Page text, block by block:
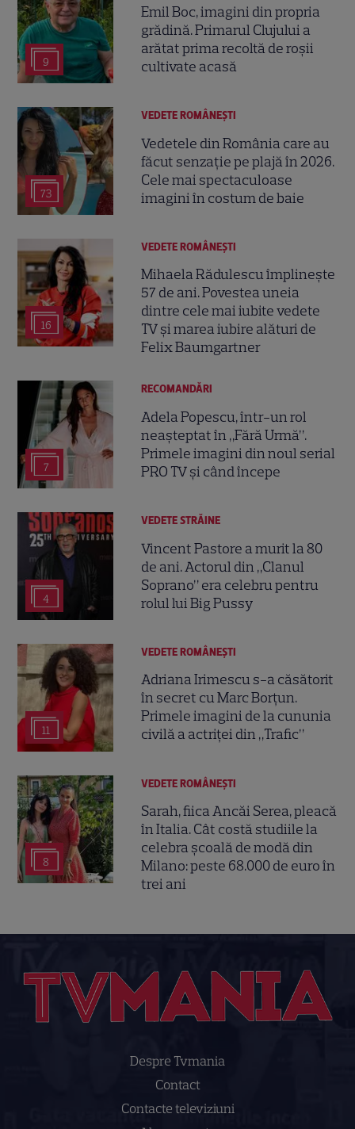
9
Emil Boc, imagini din propria
grădină. Primarul Clujului a
arătat prima recoltă de roșii
cultivate acasă
73
VEDETE ROMÂNEŞTI
Vedetele din România care au
făcut senzație pe plajă în 2026.
Cele mai spectaculoase
imagini în costum de baie
16
VEDETE ROMÂNEŞTI
Mihaela Rădulescu împlinește
57 de ani. Povestea uneia
dintre cele mai iubite vedete
TV și marea iubire alături de
Felix Baumgartner
7
RECOMANDĂRI
Adela Popescu, într-un rol
neașteptat în „Fără Urmă”.
Primele imagini din noul serial
PRO TV și când începe
4
VEDETE STRĂINE
Vincent Pastore a murit la 80
de ani. Actorul din „Clanul
Soprano” era celebru pentru
rolul lui Big Pussy
11
VEDETE ROMÂNEŞTI
Adriana Irimescu s-a căsătorit
în secret cu Marc Borțun.
Primele imagini de la cununia
civilă a actriței din „Trafic”
8
VEDETE ROMÂNEŞTI
Sarah, fiica Ancăi Serea, pleacă
în Italia. Cât costă studiile la
celebra școală de modă din
Milano: peste 68.000 de euro în
trei ani
Despre Tvmania
Contact
Contacte televiziuni